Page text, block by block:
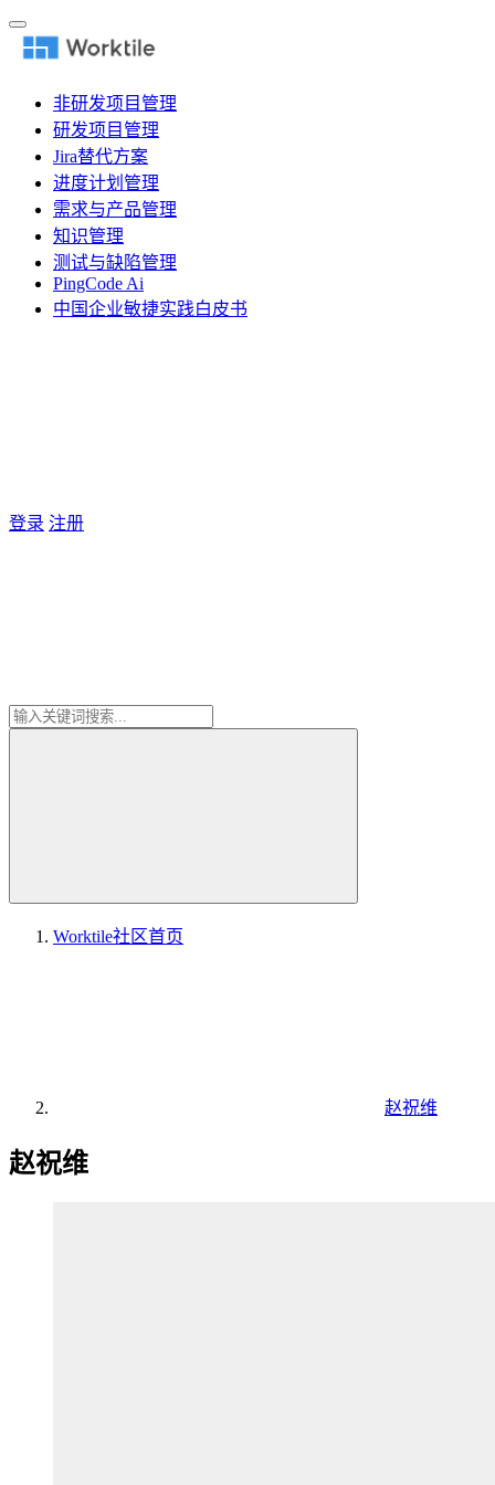
非研发项目管理
研发项目管理
Jira替代方案
进度计划管理
需求与产品管理
知识管理
测试与缺陷管理
PingCode Ai
中国企业敏捷实践白皮书
登录 注册
Worktile社区首页
赵祝维
赵祝维